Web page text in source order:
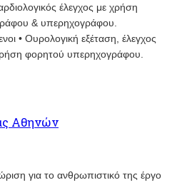
έλεγχος με χρήση
& υπερηχογράφου.
• Oυρολογική εξέταση, έλεγχος
φορητού υπερηχογράφου.
Αθηνών
για το ανθρωπιστικό της έργο